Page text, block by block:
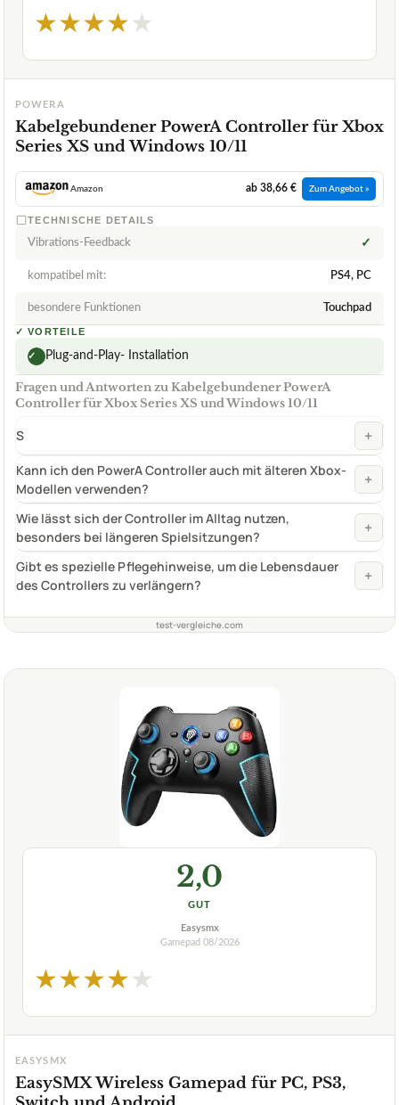
★★★★★
POWERA
Kabelgebundener PowerA Controller für Xbox
Series XS und Windows 10/11
Amazon ab 38,66 € Zum Angebot »
TECHNISCHE DETAILS
Vibrations-Feedback ✓
kompatibel mit: PS4, PC
besondere Funktionen Touchpad
✓ VORTEILE
✓ Plug-and-Play- Installation
Fragen und Antworten zu Kabelgebundener PowerA
Controller für Xbox Series XS und Windows 10/11
S +
Kann ich den PowerA Controller auch mit älteren Xbox-
Modellen verwenden?
+
Wie lässt sich der Controller im Alltag nutzen,
besonders bei längeren Spielsitzungen?
+
Gibt es spezielle Pflegehinweise, um die Lebensdauer
des Controllers zu verlängern?
+
test-vergleiche.com
2,0
GUT
Easysmx
Gamepad 08/2026
★★★★★
EASYSMX
EasySMX Wireless Gamepad für PC, PS3,